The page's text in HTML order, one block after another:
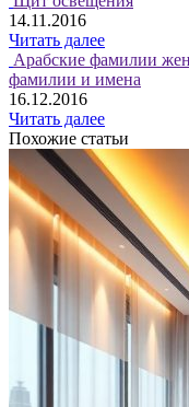
14.11.2016
Читать далее
Арабские фамилии
фамилии и имена
16.12.2016
Читать далее
Похожие статьи